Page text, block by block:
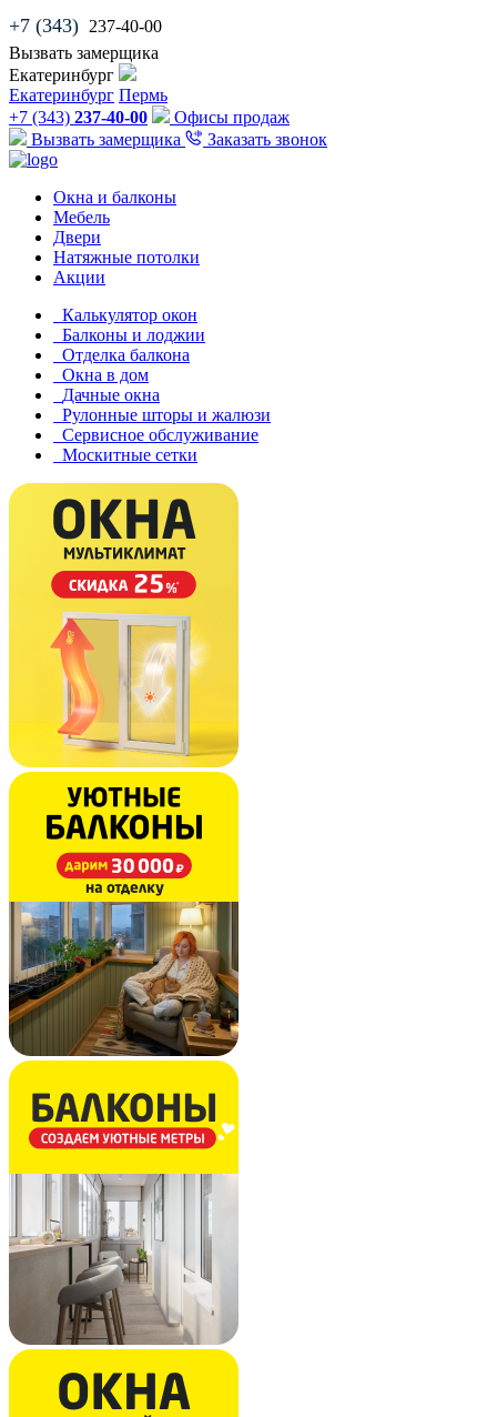
+7 (343) 237-40-00
Вызвать замерщика
Екатеринбург
Екатеринбург Пермь
+7 (343) 237-40-00
Офисы продаж
Вызвать замерщика
Заказать звонок
Окна и балконы
Мебель
Двери
Натяжные потолки
Акции
Калькулятор окон
Балконы и лоджии
Отделка балкона
Окна в дом
Дачные окна
Рулонные шторы и жалюзи
Сервисное обслуживание
Москитные сетки